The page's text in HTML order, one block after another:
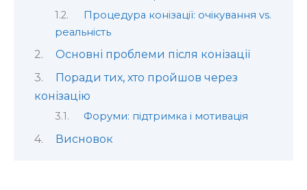
Процедура конізації: очікування vs.
реальність
Основні проблеми після конізації
Поради тих, хто пройшов через
конізацію
Форуми: підтримка і мотивація
Висновок